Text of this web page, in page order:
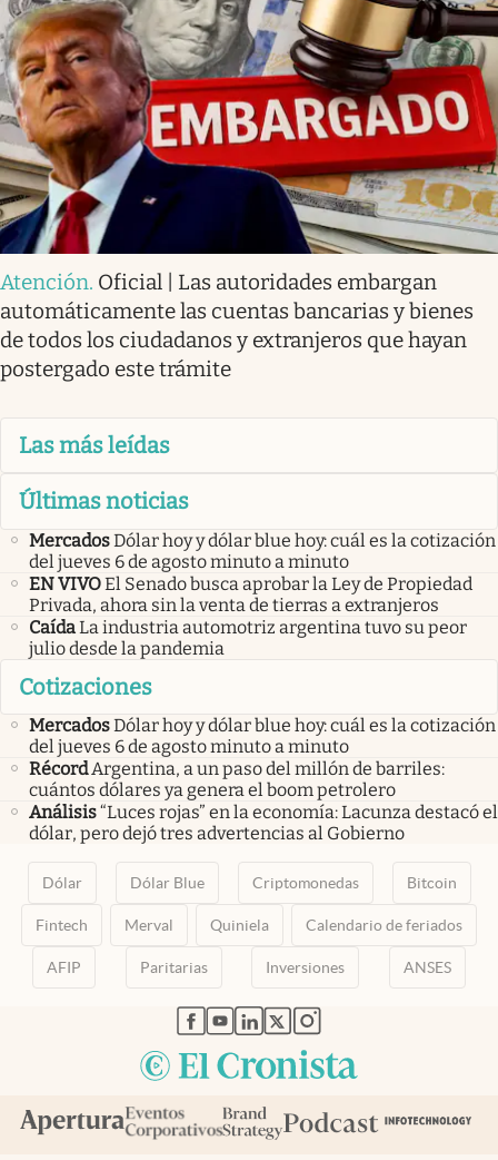
Atención. Oficial | Las autoridades embargan
automáticamente las cuentas bancarias y bienes
de todos los ciudadanos y extranjeros que hayan
postergado este trámite
Las más leídas
Últimas noticias
MercadosDólar hoy y dólar blue hoy: cuál es la cotización
del jueves 6 de agosto minuto a minuto
EN VIVOEl Senado busca aprobar la Ley de Propiedad
Privada, ahora sin la venta de tierras a extranjeros
CaídaLa industria automotriz argentina tuvo su peor
julio desde la pandemia
Cotizaciones
MercadosDólar hoy y dólar blue hoy: cuál es la cotización
del jueves 6 de agosto minuto a minuto
RécordArgentina, a un paso del millón de barriles:
cuántos dólares ya genera el boom petrolero
Análisis“Luces rojas” en la economía: Lacunza destacó el
dólar, pero dejó tres advertencias al Gobierno
Dólar Dólar Blue Criptomonedas Bitcoin
Fintech Merval Quiniela Calendario de feriados
AFIP Paritarias Inversiones ANSES
abre en nueva pestaña
abre en nueva pestaña
abre en nueva pestaña
abre en nueva pestaña
abre en nueva pestaña